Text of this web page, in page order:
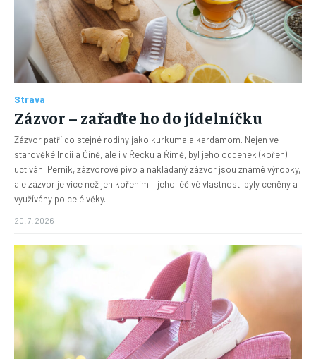
Strava
Zázvor – zařaďte ho do jídelníčku
Zázvor patří do stejné rodiny jako kurkuma a kardamom. Nejen ve
starověké Indii a Číně, ale i v Řecku a Římě, byl jeho oddenek (kořen)
uctíván. Perník, zázvorové pivo a nakládaný zázvor jsou známé výrobky,
ale zázvor je více než jen kořením – jeho léčivé vlastnosti byly ceněny a
využívány po celé věky.
20. 7. 2026